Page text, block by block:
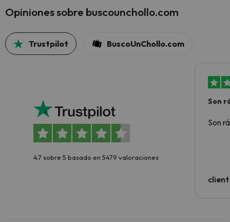
Opiniones sobre buscounchollo.com
Trustpilot BuscoUnChollo.com
4.7 sobre 5 basado en 5479 valoraciones
Son
Son